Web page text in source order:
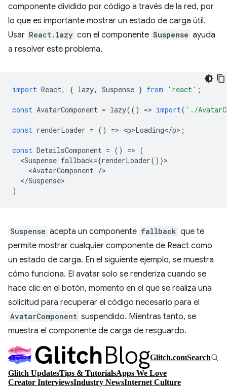
componente dividido por código a través de la red, por
lo que es importante mostrar un estado de carga útil.
Usar React.lazy con el componente Suspense ayuda
a resolver este problema.
import React, { lazy, Suspense } from 'react' ;
const AvatarComponent = lazy(() => import( './
const renderLoader = () => <p>Loading</p> ;
const DetailsComponent = () => (
<Suspense fallback={renderLoader()}
<AvatarComponent /
</Suspense
)
Suspense acepta un componente fallback que te
permite mostrar cualquier componente de React como
un estado de carga. En el siguiente ejemplo, se muestra
cómo funciona. El avatar solo se renderiza cuando se
hace clic en el botón, momento en el que se realiza una
solicitud para recuperar el código necesario para el
AvatarComponent suspendido. Mientras tanto, se
muestra el componente de carga de resguardo.